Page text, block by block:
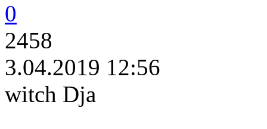
0
2458
3.04.2019 12:56
witch Dja